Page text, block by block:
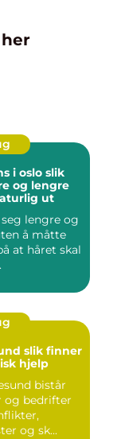
oslo slik
og lengre
ut
lengre og
å måtte
at håret skal
hjelp
bistår
og bedrifter
og sk...